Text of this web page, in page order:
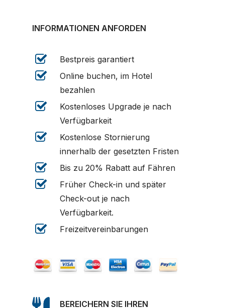
INFORMATIONEN ANFORDEN
Bestpreis garantiert
Online buchen, im Hotel
bezahlen
Kostenloses Upgrade je nach
Verfügbarkeit
Kostenlose Stornierung
innerhalb der gesetzten Fristen
Bis zu 20% Rabatt auf Fähren
Früher Check-in und später
Check-out je nach
Verfügbarkeit.
Freizeitvereinbarungen
BEREICHERN SIE IHREN